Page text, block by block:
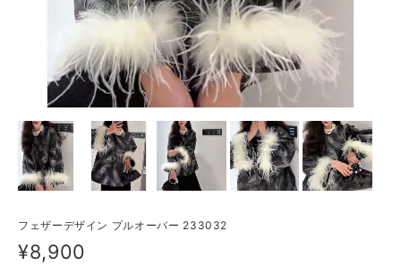
フェザーデザイン プルオーバー 233032
¥8,900